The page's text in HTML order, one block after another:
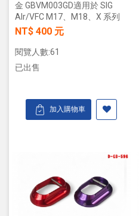
金 GBVM003GD適用於 SIG
Alr/VFC M17、M18、X 系列
NT$ 400 元
閱覽人數:61
已出售
加入購物車